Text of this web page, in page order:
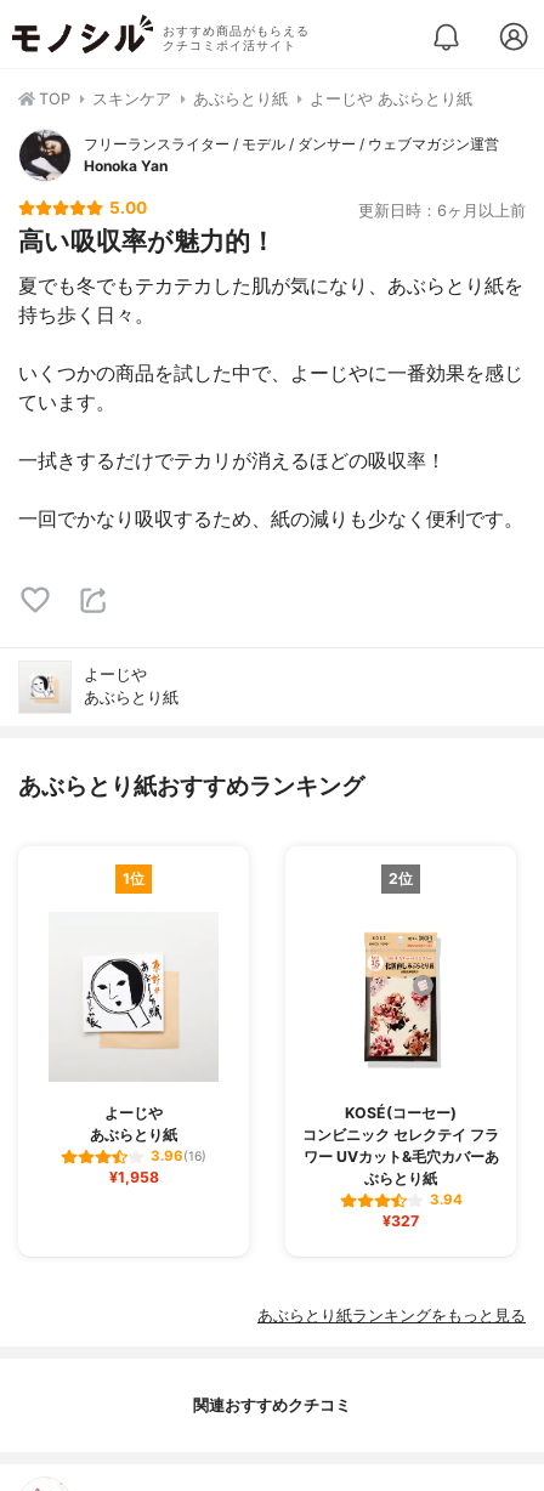
おすすめ商品がもらえる
クチコミポイ活サイト
TOP スキンケア あぶらとり紙 よーじや あぶらとり紙
フリーランスライター / モデル / ダンサー / ウェブマガジン運営
Honoka Yan
5.00 更新日時：6ヶ月以上前
高い吸収率が魅力的！
夏でも冬でもテカテカした肌が気になり、あぶらとり紙を
持ち歩く日々。
いくつかの商品を試した中で、よーじやに一番効果を感じ
ています。
一拭きするだけでテカリが消えるほどの吸収率！
一回でかなり吸収するため、紙の減りも少なく便利です。
よーじや
あぶらとり紙
あぶらとり紙おすすめランキング
1位
よーじや
あぶらとり紙
3.96(16)
¥1,958
2位
KOSÉ(コーセー)
コンビニック セレクテイ フラ
ワー UVカット&毛穴カバーあ
ぶらとり紙
3.94
¥327
あぶらとり紙ランキングをもっと見る
関連おすすめクチコミ